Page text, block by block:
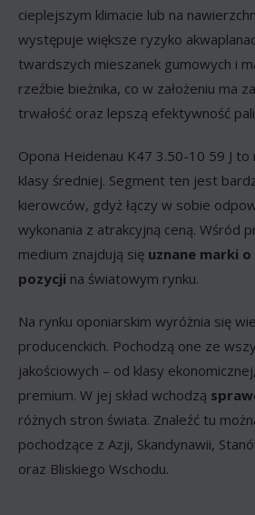
cieplejszym klimacie lub na
występuje większe ryzyko
twardszych mieszanek gumowych i
rzeźbie bieżnika, co w założeniu ma
trwałość oraz lepszą efektywność
Opona Heidenau K47 3.50-10 59 J to
klasy średniej. Segment ten jest
kierowców, gdyż łączy w sobie
wykonania z atrakcyjną ceną. Wśród
medium znajdują się uznane marki
pozycji na światowym rynku.
Na rynku oponiarskim wyróżnia się
producenckich. Pochodzą one ze
jakościowych – od klasy
premium. W jej skład wchodzą
różnych stron świata. Znaleźć tu
pochodzące z Azji, Skandynawii,
oraz Bliskiego Wschodu.